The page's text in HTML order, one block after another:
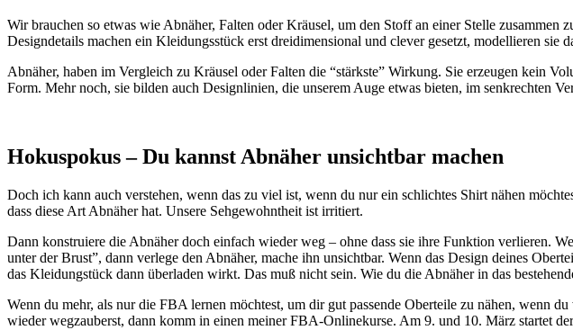
Wir brauchen so etwas wie Abnäher, Falten oder Kräusel, um den Stoff an einer Stelle
Designdetails machen ein Kleidungsstück erst dreidimensional und clever gesetzt, modellieren sie
Abnäher, haben im Vergleich zu Kräusel oder Falten die “stärkste” Wirkung. Sie erzeugen kein
Form. Mehr noch, sie bilden auch Designlinien, die unserem Auge etwas bieten, im senkrechten
Hokuspokus – Du kannst Abnäher unsichtbar machen
Doch ich kann auch verstehen, wenn das zu viel ist, wenn du nur ein schlichtes Shirt nähen
dass diese Art Abnäher hat. Unsere Sehgewohntheit ist irritiert.
Dann konstruiere die Abnäher doch einfach wieder weg – ohne dass sie ihre Funktion verlieren.
unter der Brust”, dann verlege den Abnäher, mache ihn unsichtbar. Wenn das Design deines
das Kleidungstück dann überladen wirkt. Das muß nicht sein. Wie du die Abnäher in das
Wenn du mehr, als nur die FBA lernen möchtest, um dir gut passende Oberteile zu nähen, wenn
wieder wegzauberst, dann komm in einen meiner FBA-Onlinekurse. Am 9. und 10. März startet